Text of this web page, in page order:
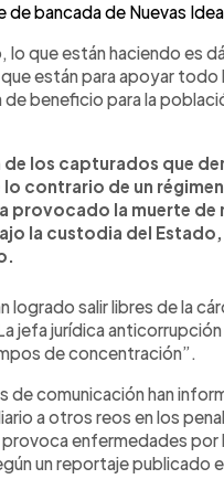
bancada de Nuevas
lo que están haciendo es
están para apoyar todo
de beneficio para la
de los capturados que
contrario de un
provocado la muerte de
la custodia del
logrado salir libres de la
jefa jurídica
de concentración”.
de comunicación han
a otros reos en los
enfermedades por
un reportaje publicado